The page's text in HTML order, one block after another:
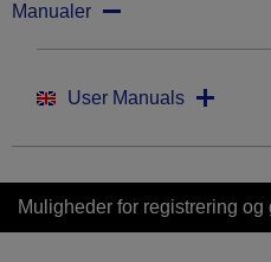
Manualer
User Manuals
Muligheder for registrering og